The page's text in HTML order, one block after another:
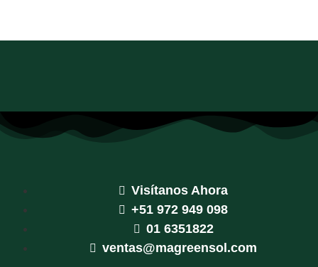
Visítanos Ahora
+51 972 949 098
01 6351822
ventas@magreensol.com